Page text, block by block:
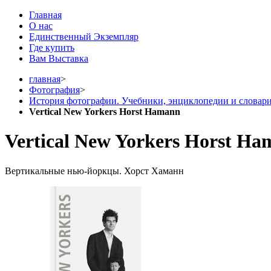
Главная
О нас
Единственный Экземпляр
Где купить
Вам Выставка
главная>
Фотография>
История фотографии. Учебники, энциклопедии и словари
Vertical New Yorkers Horst Hamann
Vertical New Yorkers Horst
Вертикальные нью-йоркцы. Хорст Хаманн